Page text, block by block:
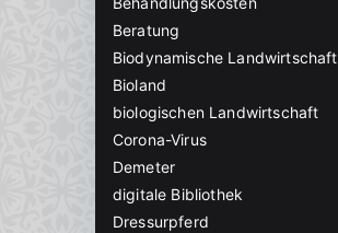
Beratung
Biodynamische Landwirtschaft
Bioland
biologischen Landwirtschaft
Corona-Virus
Demeter
digitale Bibliothek
Dressurpferd